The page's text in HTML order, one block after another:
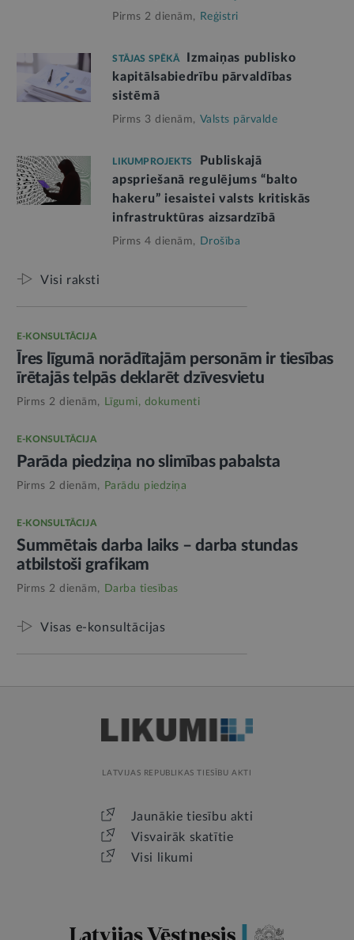
Pirms 2 dienām, Reģistri
STĀJAS SPĒKĀ
Izmaiņas publisko
kapitālsabiedrību pārvaldības
sistēmā
Pirms 3 dienām, Valsts pārvalde
LIKUMPROJEKTS
Publiskajā
apspriešanā regulējums “balto
hakeru” iesaistei valsts kritiskās
infrastruktūras aizsardzībā
Pirms 4 dienām, Drošība
Visi raksti
E-KONSULTĀCIJA
Īres līgumā norādītajām personām ir tiesības
īrētajās telpās deklarēt dzīvesvietu
Pirms 2 dienām, Līgumi, dokumenti
E-KONSULTĀCIJA
Parāda piedziņa no slimības pabalsta
Pirms 2 dienām, Parādu piedziņa
E-KONSULTĀCIJA
Summētais darba laiks – darba stundas
atbilstoši grafikam
Pirms 2 dienām, Darba tiesības
Visas e-konsultācijas
LATVIJAS REPUBLIKAS TIESĪBU AKTI
Jaunākie tiesību akti
Visvairāk skatītie
Visi likumi